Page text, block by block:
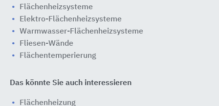
Flächenheizsysteme
Elektro-Flächenheizsysteme
Warmwasser-Flächenheizsysteme
Fliesen-Wände
Flächentemperierung
Das könnte Sie auch interessieren
Flächenheizung